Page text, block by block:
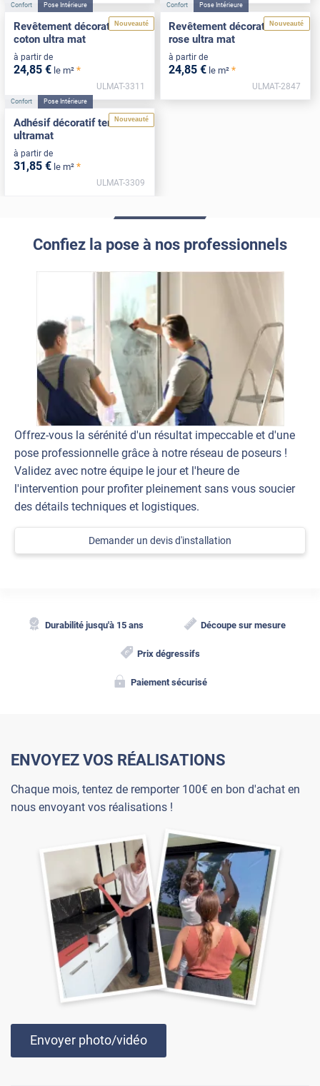
Nouveauté
Confort Pose Intérieure
Revêtement décoratif blanc
coton ultra mat
à partir de
24,85 € le m² *
ULMAT-3311
Nouveauté
Confort Pose Intérieure
Revêtement décoratif sable
rose ultra mat
à partir de
24,85 € le m² *
ULMAT-2847
Nouveauté
Confort Pose Intérieure
Adhésif décoratif terracotta
ultramat
à partir de
31 ,85 € le m² *
ULMAT-3309
Confiez la pose à nos professionnels
Offrez-vous la sérénité d'un résultat impeccable et d'une
pose professionnelle grâce à notre réseau de poseurs !
Validez avec notre équipe le jour et l'heure de
l'intervention pour profiter pleinement sans vous soucier
des détails techniques et logistiques.
Demander un devis d'installation
Durabilité jusqu'à 15 ans Découpe sur mesure
Prix dégressifs
Paiement sécurisé
ENVOYEZ VOS RÉALISATIONS
Chaque mois, tentez de remporter 100€ en bon d'achat en
nous envoyant vos réalisations !
Envoyer photo/vidéo